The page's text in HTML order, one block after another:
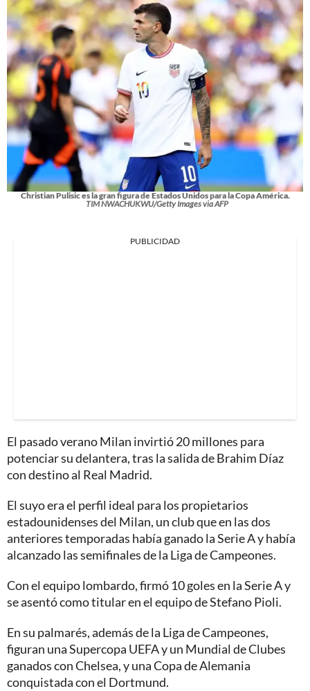
Christian Pulisic es la gran figura de Estados Unidos para la Copa América.
TIM NWACHUKWU/Getty Images via AFP
PUBLICIDAD
El pasado verano Milan invirtió 20 millones para
potenciar su delantera, tras la salida de Brahim Díaz
con destino al Real Madrid.
El suyo era el perfil ideal para los propietarios
estadounidenses del Milan, un club que en las dos
anteriores temporadas había ganado la Serie A y había
alcanzado las semifinales de la Liga de Campeones.
Con el equipo lombardo, firmó 10 goles en la Serie A y
se asentó como titular en el equipo de Stefano Pioli.
En su palmarés, además de la Liga de Campeones,
figuran una Supercopa UEFA y un Mundial de Clubes
ganados con Chelsea, y una Copa de Alemania
conquistada con el Dortmund.